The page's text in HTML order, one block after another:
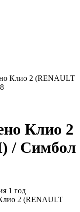
Клио 2 (RENAULT
Клио 2
/ Симбол
1 год